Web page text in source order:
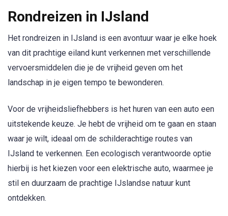
Rondreizen in IJsland
Het rondreizen in IJsland is een avontuur waar je elke hoek
van dit prachtige eiland kunt verkennen met verschillende
vervoersmiddelen die je de vrijheid geven om het
landschap in je eigen tempo te bewonderen.
Voor de vrijheidsliefhebbers is het huren van een auto een
uitstekende keuze. Je hebt de vrijheid om te gaan en staan
waar je wilt, ideaal om de schilderachtige routes van
IJsland te verkennen. Een ecologisch verantwoorde optie
hierbij is het kiezen voor een elektrische auto, waarmee je
stil en duurzaam de prachtige IJslandse natuur kunt
ontdekken.